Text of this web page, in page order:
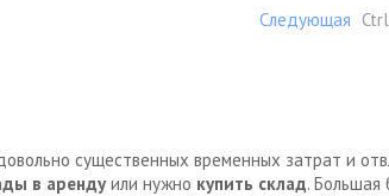
Следующая Ctrl
существенных временных затрат и
в аренду или нужно купить склад. Большая